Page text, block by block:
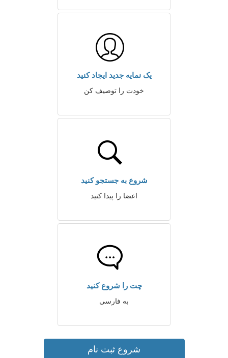
یک نمایه جدید ایجاد کنید
خودت را توصیف کن
شروع به جستجو کنید
اعضا را پیدا کنید
چت را شروع کنید
به فارسی
شروع ثبت نام